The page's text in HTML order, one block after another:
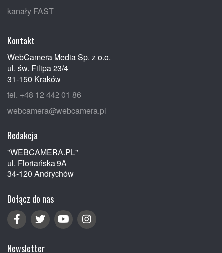
kanały FAST
Kontakt
WebCamera Media Sp. z o.o.
ul. św. Filipa 23/4
31-150 Kraków
tel. +48 12 442 01 86
webcamera@webcamera.pl
Redakcja
"WEBCAMERA.PL"
ul. Floriańska 9A
34-120 Andrychów
Dołącz do nas
Newsletter